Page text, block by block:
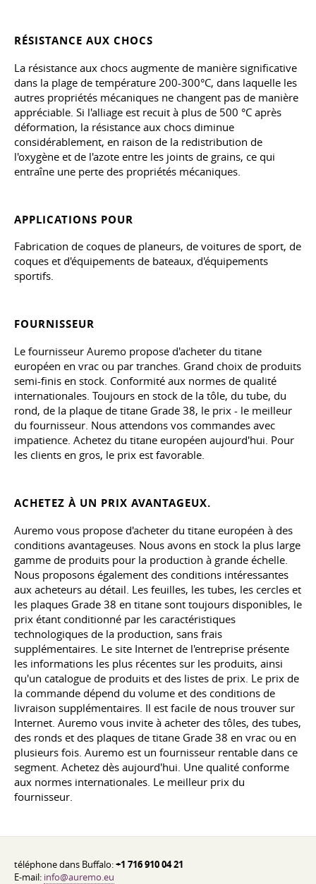
RÉSISTANCE AUX CHOCS
La résistance aux chocs augmente de manière significative
dans la plage de température 200-300°C, dans laquelle les
autres propriétés mécaniques ne changent pas de manière
appréciable. Si l'alliage est recuit à plus de 500 °C après
déformation, la résistance aux chocs diminue
considérablement, en raison de la redistribution de
l'oxygène et de l'azote entre les joints de grains, ce qui
entraîne une perte des propriétés mécaniques.
APPLICATIONS POUR
Fabrication de coques de planeurs, de voitures de sport, de
coques et d'équipements de bateaux, d'équipements
sportifs.
FOURNISSEUR
Le fournisseur Auremo propose d'acheter du titane
européen en vrac ou par tranches. Grand choix de produits
semi-finis en stock. Conformité aux normes de qualité
internationales. Toujours en stock de la tôle, du tube, du
rond, de la plaque de titane Grade 38, le prix - le meilleur
du fournisseur. Nous attendons vos commandes avec
impatience. Achetez du titane européen aujourd'hui. Pour
les clients en gros, le prix est favorable.
ACHETEZ À UN PRIX AVANTAGEUX.
Auremo vous propose d'acheter du titane européen à des
conditions avantageuses. Nous avons en stock la plus large
gamme de produits pour la production à grande échelle.
Nous proposons également des conditions intéressantes
aux acheteurs au détail. Les feuilles, les tubes, les cercles et
les plaques Grade 38 en titane sont toujours disponibles, le
prix étant conditionné par les caractéristiques
technologiques de la production, sans frais
supplémentaires. Le site Internet de l'entreprise présente
les informations les plus récentes sur les produits, ainsi
qu'un catalogue de produits et des listes de prix. Le prix de
la commande dépend du volume et des conditions de
livraison supplémentaires. Il est facile de nous trouver sur
Internet. Auremo vous invite à acheter des tôles, des tubes,
des ronds et des plaques de titane Grade 38 en vrac ou en
plusieurs fois. Auremo est un fournisseur rentable dans ce
segment. Achetez dès aujourd'hui. Une qualité conforme
aux normes internationales. Le meilleur prix du
fournisseur.
téléphone dans Buffalo:+1 716 910 04 21
E-mail: info@auremo.eu